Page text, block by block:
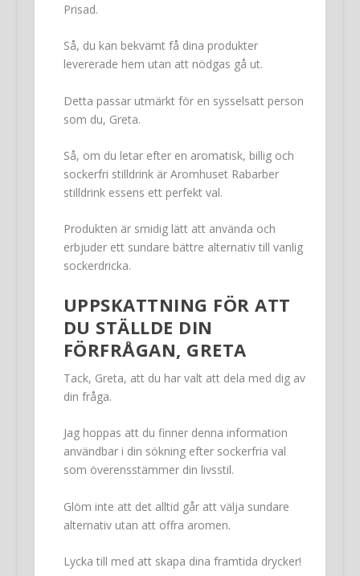
Prisad.
Så, du kan bekvämt få dina produkter
levererade hem utan att nödgas gå ut.
Detta passar utmärkt för en sysselsatt person
som du, Greta.
Så, om du letar efter en aromatisk, billig och
sockerfri stilldrink är Aromhuset Rabarber
stilldrink essens ett perfekt val.
Produkten är smidig lätt att använda och
erbjuder ett sundare bättre alternativ till vanlig
sockerdricka.
UPPSKATTNING FÖR ATT
DU STÄLLDE DIN
FÖRFRÅGAN, GRETA
Tack, Greta, att du har valt att dela med dig av
din fråga.
Jag hoppas att du finner denna information
användbar i din sökning efter sockerfria val
som överensstämmer din livsstil.
Glöm inte att det alltid går att välja sundare
alternativ utan att offra aromen.
Lycka till med att skapa dina framtida drycker!